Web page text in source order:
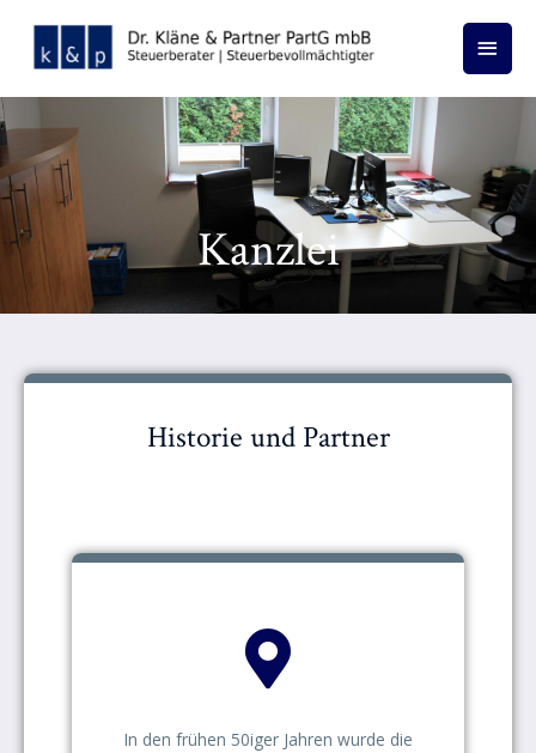
springen
Kanzlei
Historie und Partner
In den frühen 50iger Jahren wurde die